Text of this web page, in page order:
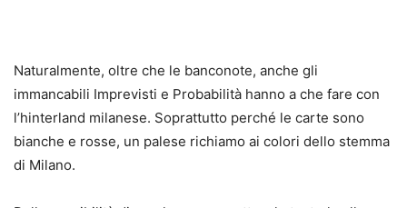
Naturalmente, oltre che le banconote, anche gli
immancabili Imprevisti e Probabilità hanno a che fare con
l’hinterland milanese. Soprattutto perché le carte sono
bianche e rosse, un palese richiamo ai colori dello stemma
di Milano.